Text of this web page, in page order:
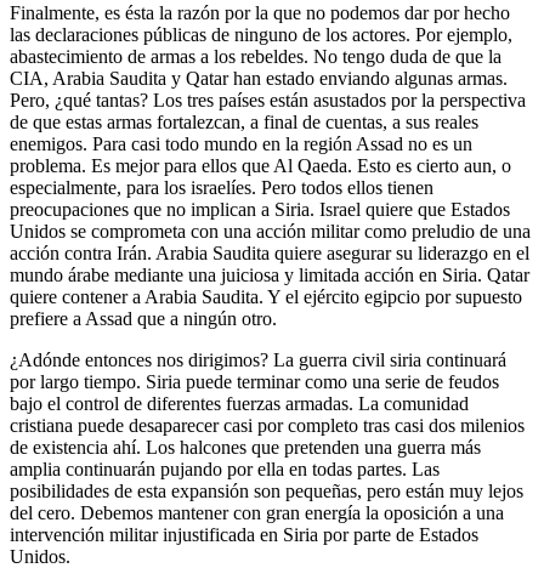
Finalmente, es ésta la razón por la que no podemos dar por hecho
las declaraciones públicas de ninguno de los actores. Por ejemplo,
abastecimiento de armas a los rebeldes. No tengo duda de que la
CIA, Arabia Saudita y Qatar han estado enviando algunas armas.
Pero, ¿qué tantas? Los tres países están asustados por la perspectiva
de que estas armas fortalezcan, a final de cuentas, a sus reales
enemigos. Para casi todo mundo en la región Assad no es un
problema. Es mejor para ellos que Al Qaeda. Esto es cierto aun, o
especialmente, para los israelíes. Pero todos ellos tienen
preocupaciones que no implican a Siria. Israel quiere que Estados
Unidos se comprometa con una acción militar como preludio de una
acción contra Irán. Arabia Saudita quiere asegurar su liderazgo en el
mundo árabe mediante una juiciosa y limitada acción en Siria. Qatar
quiere contener a Arabia Saudita. Y el ejército egipcio por supuesto
prefiere a Assad que a ningún otro.
¿Adónde entonces nos dirigimos? La guerra civil siria continuará
por largo tiempo. Siria puede terminar como una serie de feudos
bajo el control de diferentes fuerzas armadas. La comunidad
cristiana puede desaparecer casi por completo tras casi dos milenios
de existencia ahí. Los halcones que pretenden una guerra más
amplia continuarán pujando por ella en todas partes. Las
posibilidades de esta expansión son pequeñas, pero están muy lejos
del cero. Debemos mantener con gran energía la oposición a una
intervención militar injustificada en Siria por parte de Estados
Unidos.